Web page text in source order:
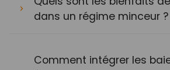
dans un régime minceur ?
Comment intégrer les